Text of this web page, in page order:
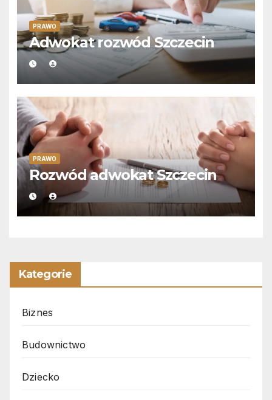
PRAWO
Adwokat rozwód Szczecin
PRAWO
Rozwód adwokat Szczecin
Kategorie
Biznes
Budownictwo
Dziecko